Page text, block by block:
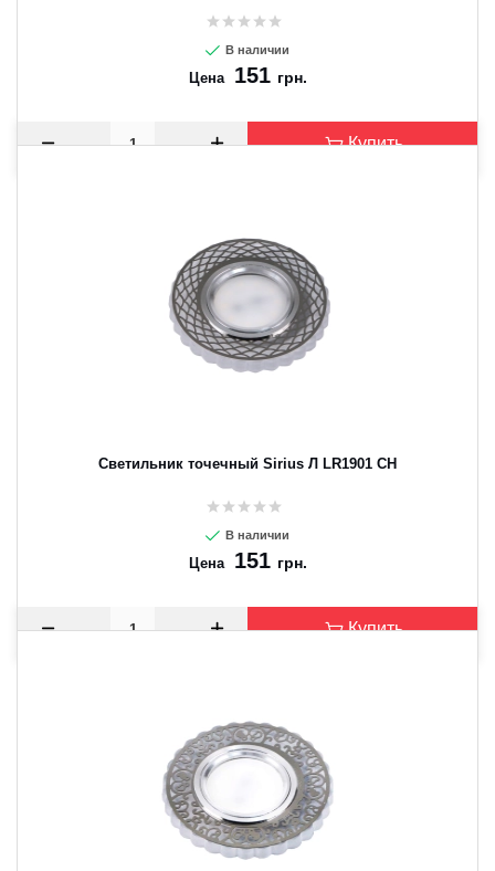
В наличии
Цена 151 грн.
Купить
Светильник точечный Sirius Л LR1901 CH
В наличии
Цена 151 грн.
Купить